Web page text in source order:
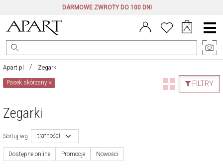
DARMOWE ZWROTY DO 100 DNI
Menu
główne
Apart.pl Zegarki
FILTRY
Pasek skórzany×
Zegarki
Sortuj wg: trafności
Dostępne online Promocje Nowości